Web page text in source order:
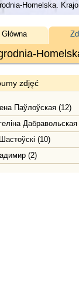
Homelska.
Główna
zdjęć
Паўлоўская (12)
Дабравольская
(10)
(2)